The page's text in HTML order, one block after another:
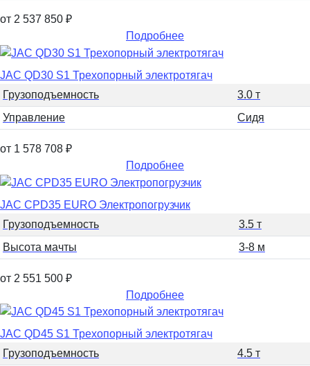
от 2 537 850 ₽
Подробнее
JAC QD30 S1 Трехопорный электротягач
Грузоподъемность
3.0 т
Управление
Сидя
от 1 578 708 ₽
Подробнее
JAC CPD35 EURO Электропогрузчик
Грузоподъемность
3.5 т
Высота мачты
3-8 м
от 2 551 500 ₽
Подробнее
JAC QD45 S1 Трехопорный электротягач
Грузоподъемность
4.5 т